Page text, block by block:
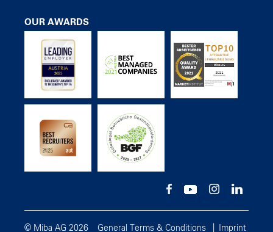
OUR AWARDS
© Miba AG 2026 General Terms & Conditions Imprint